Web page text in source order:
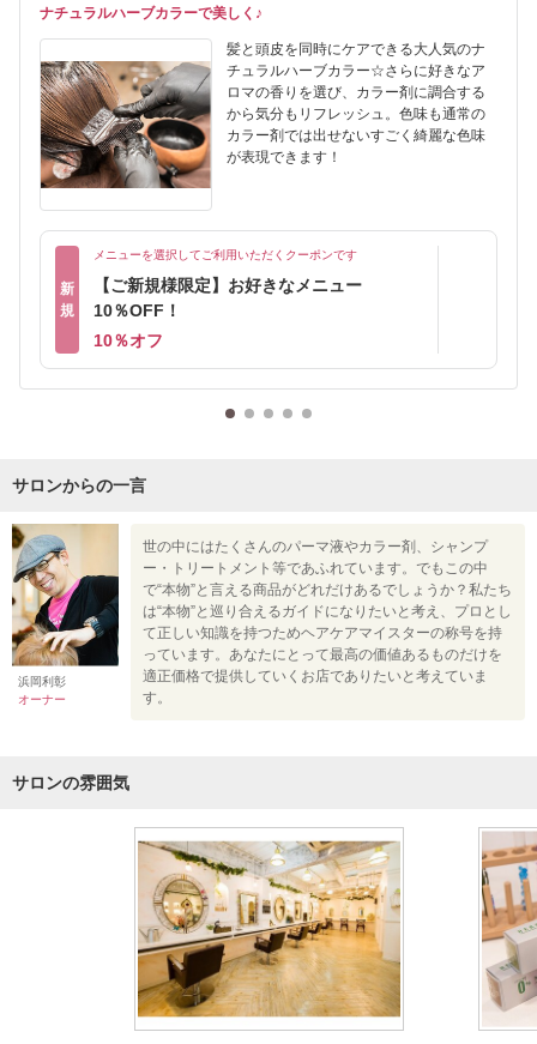
ナチュラルハーブカラーで美しく♪
髪と頭皮を同時にケアできる大人気のナ
チュラルハーブカラー☆さらに好きなア
ロマの香りを選び、カラー剤に調合する
から気分もリフレッシュ。色味も通常の
カラー剤では出せないすごく綺麗な色味
が表現できます！
新
規
メニューを選択してご利用いただくクーポンです
【ご新規様限定】お好きなメニュー
10％OFF！
10％オフ
サロンからの一言
浜岡利彰
オーナー
世の中にはたくさんのパーマ液やカラー剤、シャンプ
ー・トリートメント等であふれています。でもこの中
で“本物”と言える商品がどれだけあるでしょうか？私たち
は“本物”と巡り合えるガイドになりたいと考え、プロとし
て正しい知識を持つためヘアケアマイスターの称号を持
っています。あなたにとって最高の価値あるものだけを
適正価格で提供していくお店でありたいと考えていま
す。
サロンの雰囲気